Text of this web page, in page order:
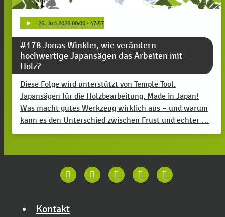
play_arrow 26. Juli 2026 00:00 · 47:57
#178 Jonas Winkler, wie verändern
hochwertige Japansägen das Arbeiten mit
Holz?
Diese Folge wird unterstützt von Temple Tool.
Japansägen für die Holzbearbeitung. Made in Japan!
Was macht gutes Werkzeug wirklich aus – und warum
kann es den Unterschied zwischen Frust und echter …
Kontakt